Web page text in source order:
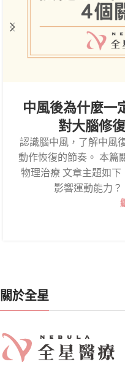
中風後為什麼一
對大腦修
認識腦中風，了解中風
動作恢復的節奏。 本篇
物理治療 文章主題如
影響運動能力
關於全星